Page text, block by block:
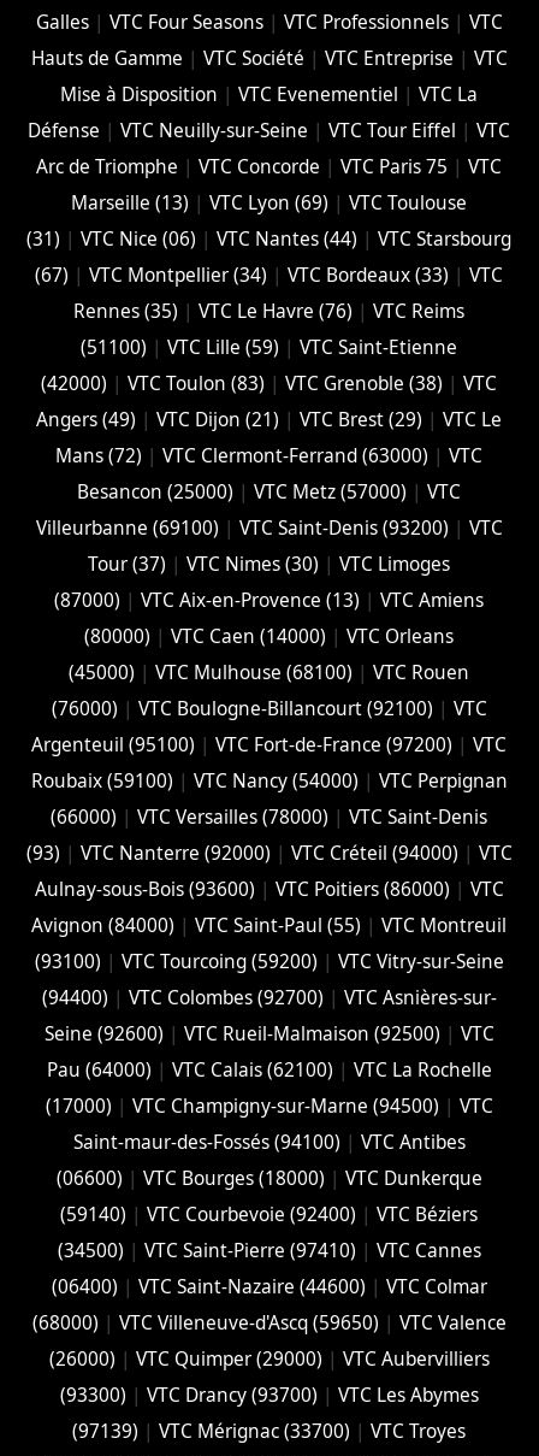
Galles| VTC Four Seasons| VTC Professionnels| VTC
Hauts de Gamme | VTC Société | VTC Entreprise | VTC
Mise à Disposition |VTC Evenementiel |VTC La
Défense |VTC Neuilly-sur-Seine |VTC Tour Eiffel |VTC
Arc de Triomphe |VTC Concorde |VTC Paris 75 |VTC
Marseille (13) |VTC Lyon (69) |VTC Toulouse
(31) |VTC Nice (06) |VTC Nantes (44) |VTC Starsbourg
(67) |VTC Montpellier (34) |VTC Bordeaux (33) |VTC
Rennes (35) |VTC Le Havre (76) |VTC Reims
(51100) |VTC Lille (59) |VTC Saint-Etienne
(42000) |VTC Toulon (83) |VTC Grenoble (38) |VTC
Angers (49) |VTC Dijon (21) |VTC Brest (29) |VTC Le
Mans (72) |VTC Clermont-Ferrand (63000) |VTC
Besancon (‎25000) |VTC Metz (57000) |VTC
Villeurbanne (‎69100) | VTC Saint-Denis (93200) | VTC
Tour (37) |VTC Nimes (30) |VTC Limoges
(‎87000) |VTC Aix-en-Provence (13) |VTC Amiens
(‎80000) |VTC Caen (14000) |VTC Orleans
(45000) |VTC Mulhouse (68100) |VTC Rouen
(76000) | VTC Boulogne-Billancourt (92100) | VTC
Argenteuil (95100) |VTC Fort-de-France (97200) |VTC
Roubaix (‎59100) | VTC Nancy (‎54000) | VTC Perpignan
(66000) |VTC Versailles (‎78000) |VTC Saint-Denis
(93) | VTC Nanterre (92000) | VTC Créteil (94000) | VTC
Aulnay-sous-Bois (93600) | VTC Poitiers (86000) | VTC
Avignon (84000) |VTC Saint-Paul (55) |VTC Montreuil
(93100) | VTC Tourcoing (59200) | VTC Vitry-sur-Seine
(94400) | VTC Colombes (92700) | VTC Asnières-sur-
Seine (92600) | VTC Rueil-Malmaison (92500) | VTC
Pau (64000) | VTC Calais (‎62100) | VTC La Rochelle
(17000) | VTC Champigny-sur-Marne (94500) | VTC
Saint-maur-des-Fossés (94100) | VTC Antibes
(06600) | VTC Bourges (18000) | VTC Dunkerque
(59140) |VTC Courbevoie (92400) |VTC Béziers
(34500) | VTC Saint-Pierre (97410) | VTC Cannes
(06400) | VTC Saint-Nazaire (44600) | VTC Colmar
(68000) | VTC Villeneuve-d'Ascq (59650) | VTC Valence
(26000) | VTC Quimper (29000) | VTC Aubervilliers
(93300) | VTC Drancy (93700) | VTC Les Abymes
(97139) |VTC Mérignac (33700) |VTC Troyes